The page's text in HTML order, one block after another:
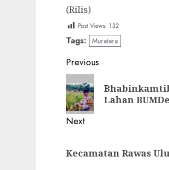
(Rilis)
Post Views: 132
Tags: Muratara
Post
navigation
Previous
Previous
post:
Lahan
Next
post:
Kecamatan Rawas